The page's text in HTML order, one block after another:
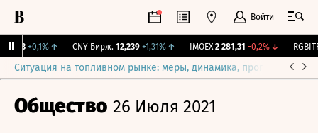
Войти
+0,1% ↑ CNY Бирж. 12,239 +1,31% ↑ IMOEX 2 281,31 -0,2%↓ RGBITR
Ситуация на топливном рынке: меры, динамика, прогнозы
Общество 26 Июля 2021